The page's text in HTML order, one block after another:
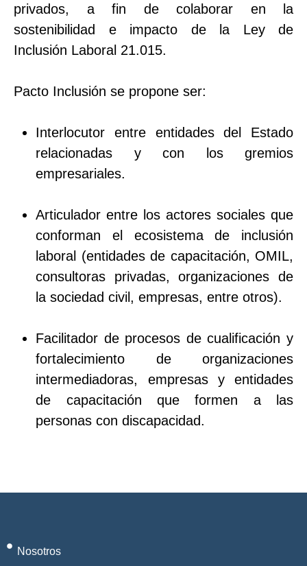
privados, a fin de colaborar en la
sostenibilidad e impacto de la Ley de
Inclusión Laboral 21.015.
Pacto Inclusión se propone ser:
Interlocutor entre entidades del Estado
relacionadas y con los gremios
empresariales.
Articulador entre los actores sociales que
conforman el ecosistema de inclusión
laboral (entidades de capacitación, OMIL,
consultoras privadas, organizaciones de
la sociedad civil, empresas, entre otros).
Facilitador de procesos de cualificación y
fortalecimiento de organizaciones
intermediadoras, empresas y entidades
de capacitación que formen a las
personas con discapacidad.
Nosotros